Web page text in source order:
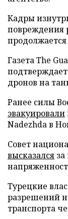
Кадры
повреждения
Газета The
дронов на
Ранее силы
эвакуировали
Nadezhda в
Совет
высказался
Турецкие
разрешений
транспорта